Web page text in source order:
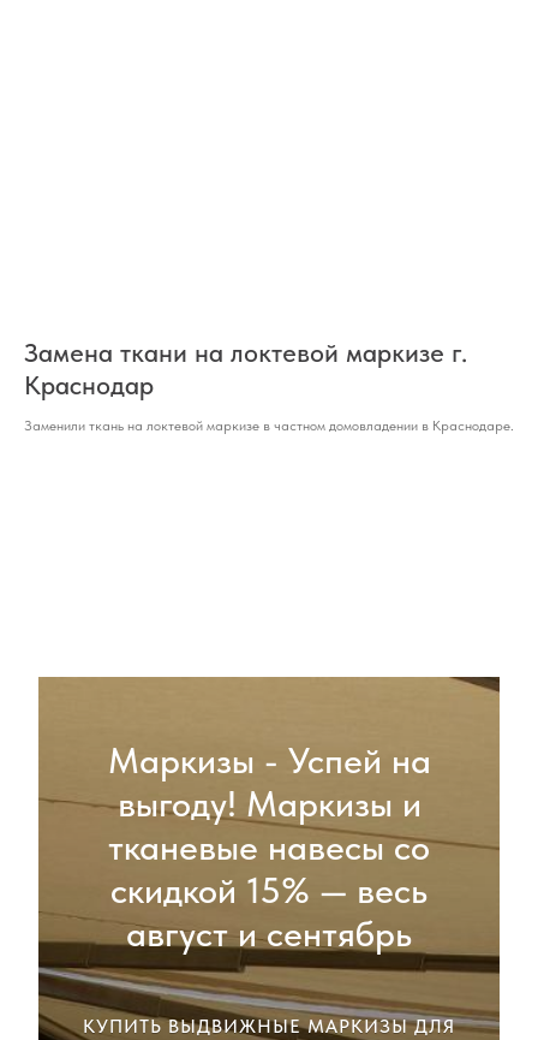
Замена ткани на локтевой маркизе г.
Краснодар
Заменили ткань на локтевой маркизе в частном домовладении в Краснодаре.
Маркизы - Успей на
выгоду! Маркизы и
тканевые навесы со
скидкой 15% — весь
август и сентябрь
КУПИТЬ ВЫДВИЖНЫЕ МАРКИЗЫ ДЛЯ